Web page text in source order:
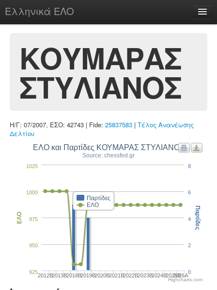
Ελληνικά ΕΛΟ
chesstu.be @ discord
Login
ΚΟΥΜΑΡΑΣ
ΣΤΥΛΙΑΝΟΣ
Η/Γ: 07/2007, ΕΣΟ: 42743 | Fide: 25837583 | Τέλος Ανανέωσης
Δελτίου
ΕΛΟ και Παρτίδες ΚΟΥΜΑΡΑΣ ΣΤΥΛΙΑΝΟΣ
Source: chessfed.gr
Παρτίδες
ΕΛΟ
2012B2013B2018B2019B2020B2021B2022B2023B2024B2025B2026A
1000
925
950
975
1025
ΕΛΟ
0
2
4
6
8
Παρτίδες
Highcharts.com